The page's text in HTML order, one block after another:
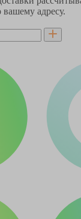
адресу.